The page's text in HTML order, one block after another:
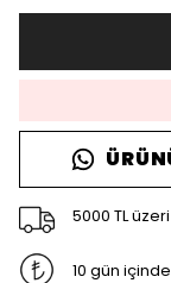
5000 TL
10 gün